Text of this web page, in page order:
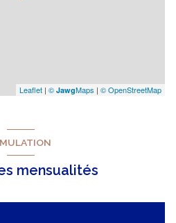
Leaflet | © JawgMaps | © OpenStreetMap
mensualités